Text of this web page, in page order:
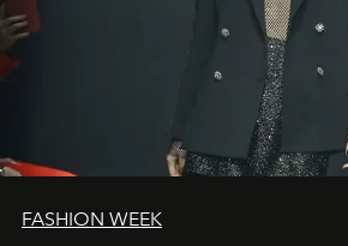
FASHION WEEK